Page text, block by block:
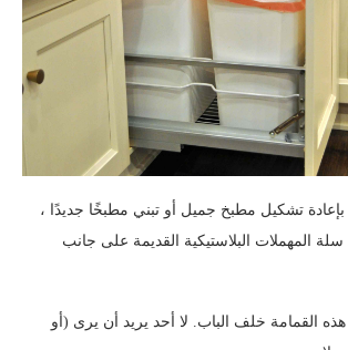
بإعادة تشكيل مطبخ جميل أو تبني مطبخًا جديدًا ،
المهملات البلاستيكية القديمة على جانب
القمامة خلف الباب. لا أحد يريد أن يرى (أو